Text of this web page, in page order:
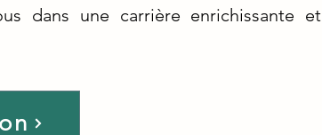
dans une carrière enrichissante et